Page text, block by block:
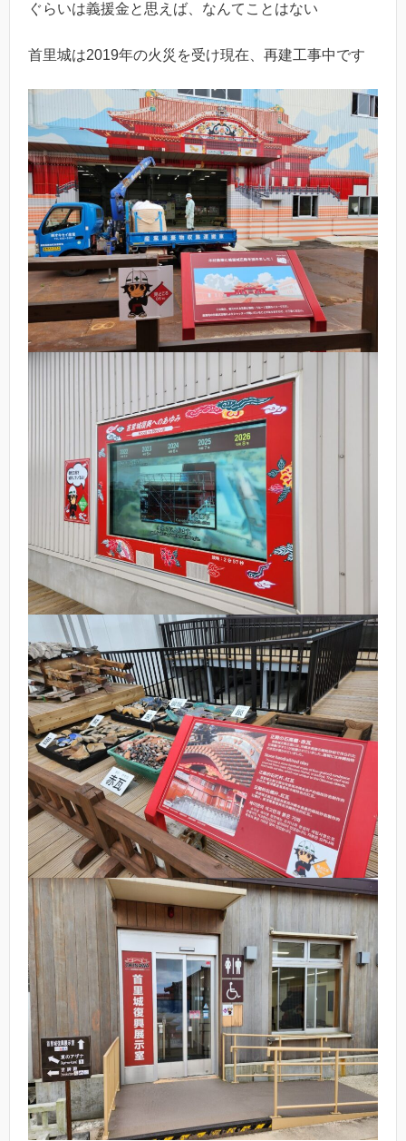
ぐらいは義援金と思えば、なんてことはない
首里城は2019年の火災を受け現在、再建工事中です